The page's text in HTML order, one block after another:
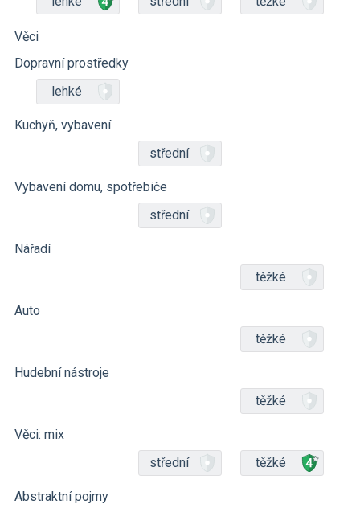
Věci
Dopravní prostředky
lehké
Kuchyň, vybavení
střední
Vybavení domu, spotřebiče
střední
Nářadí
těžké
Auto
těžké
Hudební nástroje
těžké
Věci: mix
střední
těžké
Abstraktní pojmy